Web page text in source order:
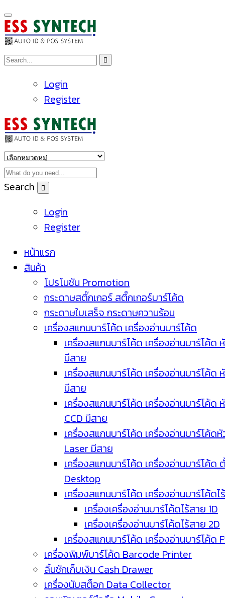
Login
Register
Search
Login
Register
หน้าแรก
สินค้า
โปรโมชัน Promotion
กระดาษสติ๊กเกอร์ สติ๊กเกอร์บาร์โค้ด
กระดาษใบเสร็จ กระดาษความร้อน
เครื่องสแกนบาร์โค้ด เครื่องอ่านบาร์โค้ด
เครื่องสแกนบาร์โค้ด เครื่องอ่านบาร์โค้ด
มีสาย
เครื่องสแกนบาร์โค้ด เครื่องอ่านบาร์โค้ด
มีสาย
เครื่องสแกนบาร์โค้ด เครื่องอ่านบาร์โค้ด
CCD มีสาย
เครื่องสแกนบาร์โค้ด เครื่องอ่านบาร์โค้ด
Laser มีสาย
เครื่องสแกนบาร์โค้ด เครื่องอ่านบาร์โค้ด
Desktop
เครื่องสแกนบาร์โค้ด เครื่องอ่านบาร์โค้ดไ
เครื่องเครื่องอ่านบาร์โค้ดไร้สาย 1D
เครื่องเครื่องอ่านบาร์โค้ดไร้สาย 2D
เครื่องสแกนบาร์โค้ด เครื่องอ่านบาร์โค้ด
เครื่องพิมพ์บาร์โค้ด Barcode Printer
ลิ้นชักเก็บเงิน Cash Drawer
เครื่องนับสต็อก Data Collector